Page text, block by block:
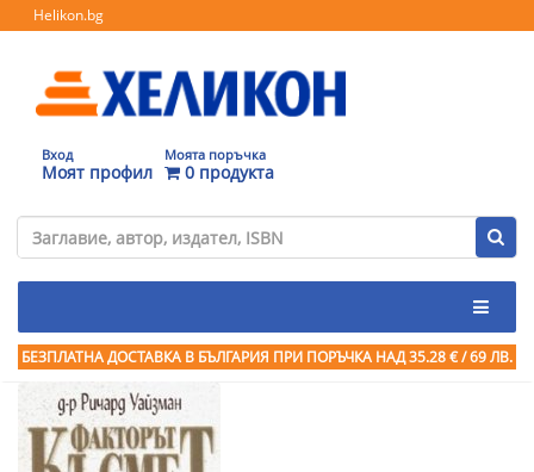
Helikon.bg
Вход
Моят профил
Моята поръчка
0 продукта
БЕЗПЛАТНА ДОСТАВКА В БЪЛГАРИЯ ПРИ ПОРЪЧКА НАД 35.28 € / 69 ЛВ.